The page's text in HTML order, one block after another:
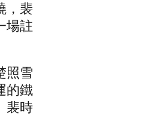
，裴
場註
照雪
的鐵
裴時